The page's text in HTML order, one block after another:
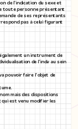
de l’indication du sexe et
toute personne présentant
de ses représentants
pas à celui figurant
un instrument de
de l’indv au sein
pouvoir faire l’objet de
mais des dispositions
qui est venu modifier les